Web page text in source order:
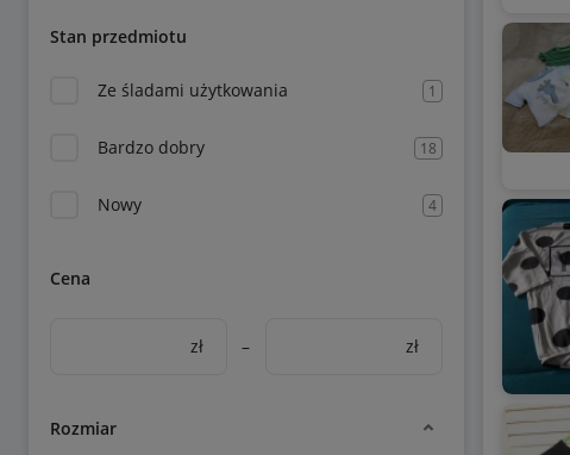
Stan przedmiotu
Ze śladami użytkowania 1
Bardzo dobry 18
Nowy 4
Cena
zł – zł
Rozmiar